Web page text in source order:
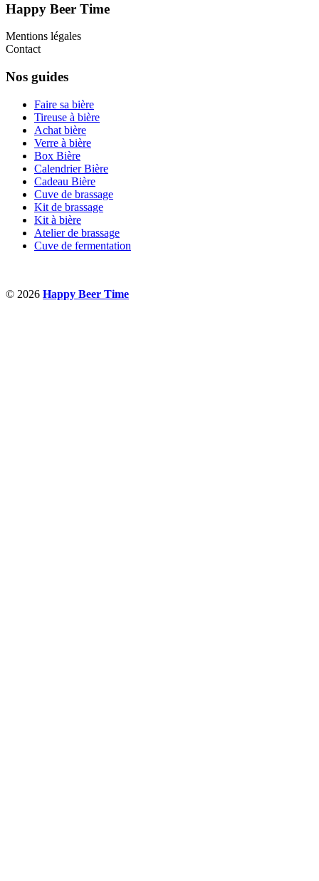
Happy Beer Time
Mentions légales
Contact
Nos guides
Faire sa bière
Tireuse à bière
Achat bière
Verre à bière
Box Bière
Calendrier Bière
Cadeau Bière
Cuve de brassage
Kit de brassage
Kit à bière
Atelier de brassage
Cuve de fermentation
© 2026 Happy Beer Time